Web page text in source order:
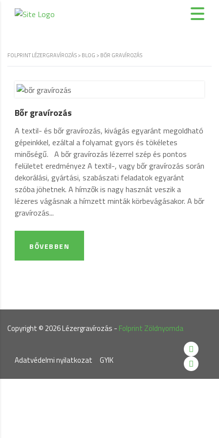
FOLPRINT LÉZERGRAVÍROZÁS>BLOG >BŐR GRAVÍROZÁS
Bőr gravírozás
A textil- és bőr gravírozás, kivágás egyaránt megoldható
gépeinkkel, ezáltal a folyamat gyors és tökéletes
minőségű. A bőr gravírozás lézerrel szép és pontos
felületet eredményez A textil-, vagy bőr gravírozás során
dekorálási, gyártási, szabászati feladatok egyaránt
szóba jöhetnek. A hímzők is nagy hasznát veszik a
lézeres vágásnak a hímzett minták körbevágásakor. A bőr
gravírozás...
BŐVEBBEN
Copyright © 2026Lézergravírozás - Folprint Zöldnyomda
Adatvédelmi nyilatkozat GYIK